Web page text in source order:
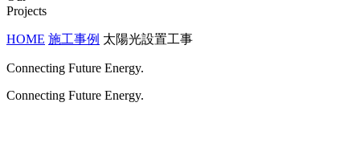
Projects
HOME 施工事例 太陽光設置工事
Connecting Future Energy.
Connecting Future Energy.